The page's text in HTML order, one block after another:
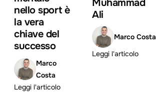
nello sport è
la vera
chiave del
successo
Marco
Costa
Leggi l'articolo
Muhammad
Ali
Marco Costa
Leggi l'articolo